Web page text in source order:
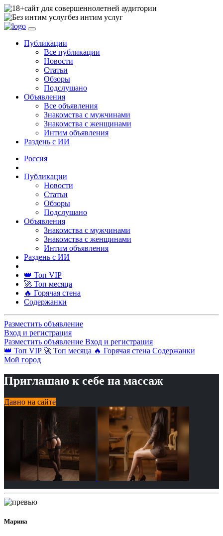
сайт для совершеннолетней аудитории
без интим услуг
Публикации
Все публикации
Новости
Статьи
Обзоры
Подслушано
Объявления
Все объявления
Знакомства с мужчинами
Знакомства с женщинами
Интим объявления
Раздень с ИИ
Россия
Публикации
Новости
Статьи
Обзоры
Подслушано
Объявления
Знакомства с мужчинами
Знакомства с женщинами
Интим объявления
Раздень с ИИ
👑 Топ VIP
🚀 Топ месяца
🔥 Горячая стена
Содержанки
Разместить объявление
Вход и регистрация
Разместить объявление Вход и регистрация
👑 Топ VIP 🚀 Топ месяца 🔥 Горячая стена Содержанки
Мой город
Приглашаю к себе на массаж
Давно на сайте
Марина